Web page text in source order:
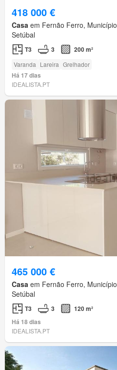
418 000 €
Casa em Fernão Ferro,
Setúbal
T3 3 200 m²
Varanda Lareira Grelhador
Há 17 dias
IDEALISTA.PT
465 000 €
Casa em Fernão Ferro,
Setúbal
T3 3
120 m²
Há 18 dias
IDEALISTA.PT